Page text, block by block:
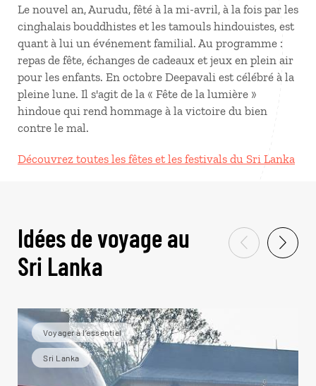
Le nouvel an, Aurudu, fêté à la mi-avril, à la fois par les
cinghalais bouddhistes et les tamouls hindouistes, est
quant à lui un événement familial. Au programme :
repas de fête, échanges de cadeaux et jeux en plein air
pour les enfants. En octobre Deepavali est célébré à la
pleine lune. Il s'agit de la « Fête de la lumière »
hindoue qui rend hommage à la victoire du bien
contre le mal.
Découvrez toutes les fêtes et les festivals du Sri Lanka
Idées de voyage au
Sri Lanka
Voyager à l’essentiel
Sri Lanka